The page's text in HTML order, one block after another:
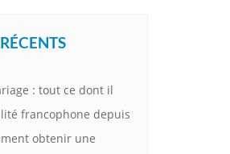
: tout ce dont il
francophone depuis
obtenir une